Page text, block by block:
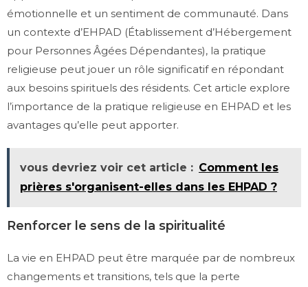
émotionnelle et un sentiment de communauté. Dans
un contexte d’EHPAD (Établissement d’Hébergement
pour Personnes Âgées Dépendantes), la pratique
religieuse peut jouer un rôle significatif en répondant
aux besoins spirituels des résidents. Cet article explore
l’importance de la pratique religieuse en EHPAD et les
avantages qu’elle peut apporter.
vous devriez voir cet article : Comment les
prières s'organisent-elles dans les EHPAD ?
Renforcer le sens de la spiritualité
La vie en EHPAD peut être marquée par de nombreux
changements et transitions, tels que la perte